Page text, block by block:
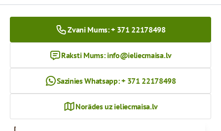
Zvani Mums: + 371 22178498
Raksti Mums: info@ieliecmaisa.lv
Sazinies Whatsapp: + 371 22178498
Norādes uz ieliecmaisa.lv